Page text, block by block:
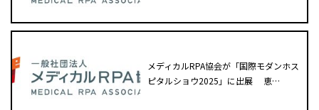
メディカルRPA協会が「国際モダンホス
ピタルショウ2025」に出展 恵…